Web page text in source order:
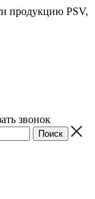
продукцию PSV,
звонок